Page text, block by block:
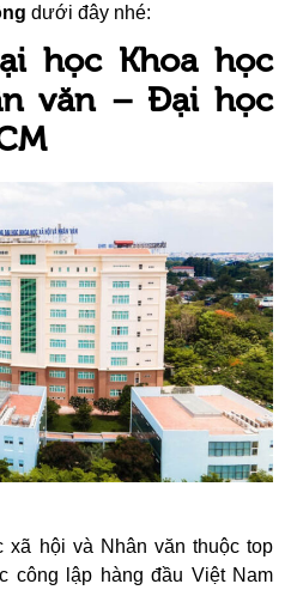
dưới đây nhé:
học Khoa học
văn – Đại học
hội và Nhân văn thuộc top
công lập hàng đầu Việt Nam